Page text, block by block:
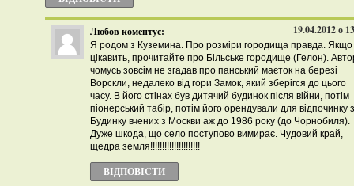
Любов коментує: 19.04.2012 о
Я родом з Куземина. Про розміри городища правда. Якщо
цікавить, прочитайте про Більське городище (Гелон).
чомусь зовсім не згадав про панський маєток на березі
Ворскли, недалеко від гори Замок, який зберігся до цього
часу. В його стінах був дитячий будинок після війни, потім
піонерський табір, потім його орендували для відпочинку з
Будинку вчених з Москви аж до 1986 року (до Чорнобиля).
Дуже шкода, що село поступово вимирає. Чудовий край,
щедра земля!!!!!!!!!!!!!!!!!!!!!
ВІДПОВІCТИ